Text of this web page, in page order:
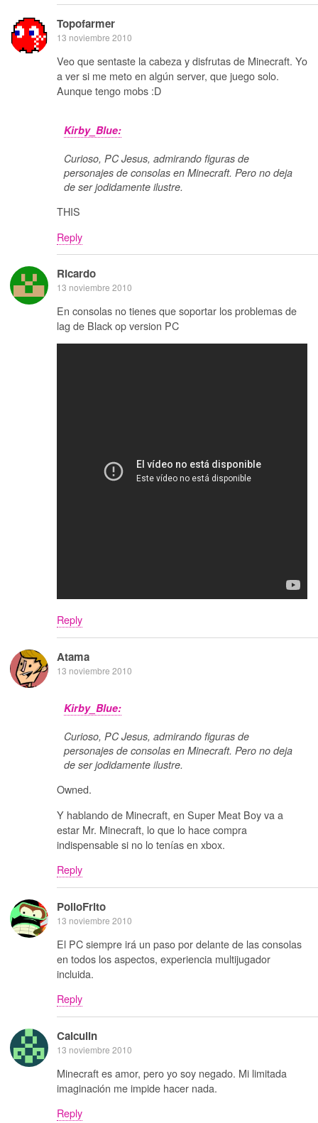
Topofarmer
13 noviembre 2010
Veo que sentaste la cabeza y disfrutas de Minecraft. Yo
a ver si me meto en algún server, que juego solo.
Aunque tengo mobs :D
Kirby_Blue:
Curioso, PC Jesus, admirando figuras de
personajes de consolas en Minecraft. Pero no deja
de ser jodidamente ilustre.
THIS
Reply
Ricardo
13 noviembre 2010
En consolas no tienes que soportar los problemas de
lag de Black op version PC
Reply
Atama
13 noviembre 2010
Kirby_Blue:
Curioso, PC Jesus, admirando figuras de
personajes de consolas en Minecraft. Pero no deja
de ser jodidamente ilustre.
Owned.
Y hablando de Minecraft, en Super Meat Boy va a
estar Mr. Minecraft, lo que lo hace compra
indispensable si no lo tenías en xbox.
Reply
PolloFrito
13 noviembre 2010
El PC siempre irá un paso por delante de las consolas
en todos los aspectos, experiencia multijugador
incluida.
Reply
Calculin
13 noviembre 2010
Minecraft es amor, pero yo soy negado. Mi limitada
imaginación me impide hacer nada.
Reply